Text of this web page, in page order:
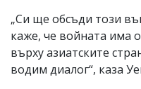
„Си ще обсъди този
каже, че войната има
върху азиатските
водим диалог“, каза